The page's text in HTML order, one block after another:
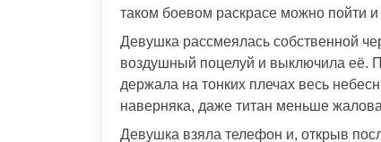
таком боевом раскрасе можно пойти
Девушка рассмеялась собственной
воздушный поцелуй и выключила её.
держала на тонких плечах весь
наверняка, даже титан меньше
Девушка взяла телефон и, открыв